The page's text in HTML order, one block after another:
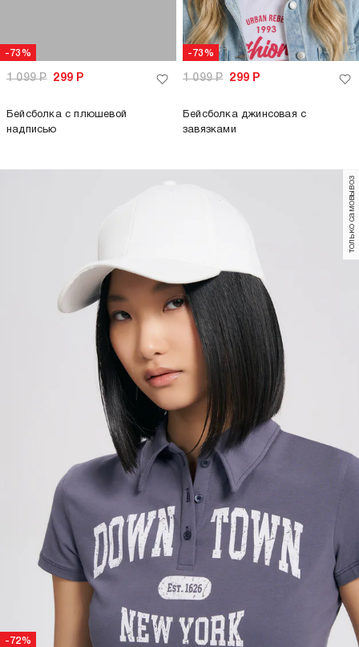
-73%
1 099Р 299 Р
Бейсболка с плюшевой
надписью
-73%
1 099Р 299 Р
Бейсболка джинсовая с
завязками
-72%
только самовывоз